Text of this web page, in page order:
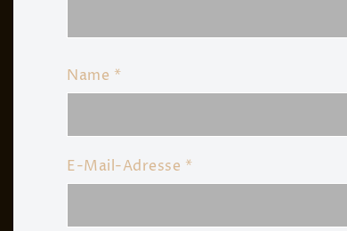
Name *
E-Mail-Adresse *